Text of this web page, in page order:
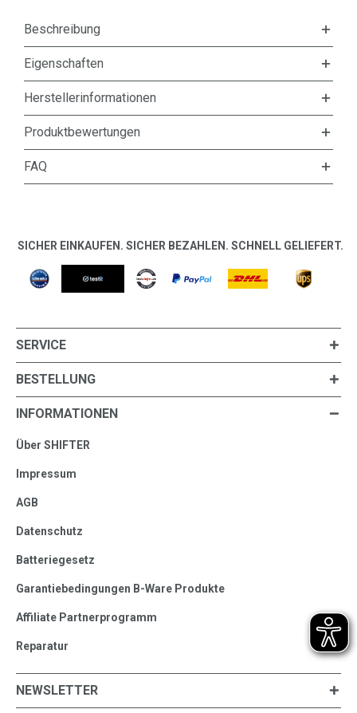
Beschreibung
Eigenschaften
Herstellerinformationen
Produktbewertungen
FAQ
SICHER EINKAUFEN. SICHER BEZAHLEN. SCHNELL GELIEFERT.
SERVICE
BESTELLUNG
INFORMATIONEN
Über SHIFTER
Impressum
AGB
Datenschutz
Batteriegesetz
Garantiebedingungen B-Ware Produkte
Affiliate Partnerprogramm
Reparatur
NEWSLETTER